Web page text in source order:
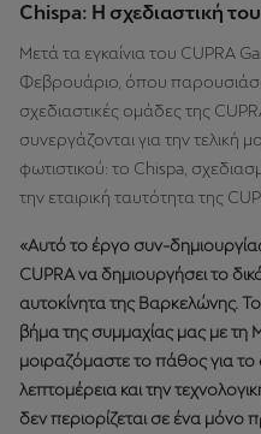
Chispa: Η σχεδιαστική του
Μετά τα εγκαίνια του CUPRA
Φεβρουάριο, όπου
σχεδιαστικές ομάδες της
συνεργάζονται για την τελική
φωτιστικού: το Chispa,
την εταιρική ταυτότητα της
«Αυτό το έργο συν-
CUPRA να δημιουργήσει το
αυτοκίνητα της Βαρκελώνης.
βήμα της συμμαχίας μας με τη
μοιραζόμαστε το πάθος για
λεπτομέρεια και την
δεν περιορίζεται σε ένα μόνο